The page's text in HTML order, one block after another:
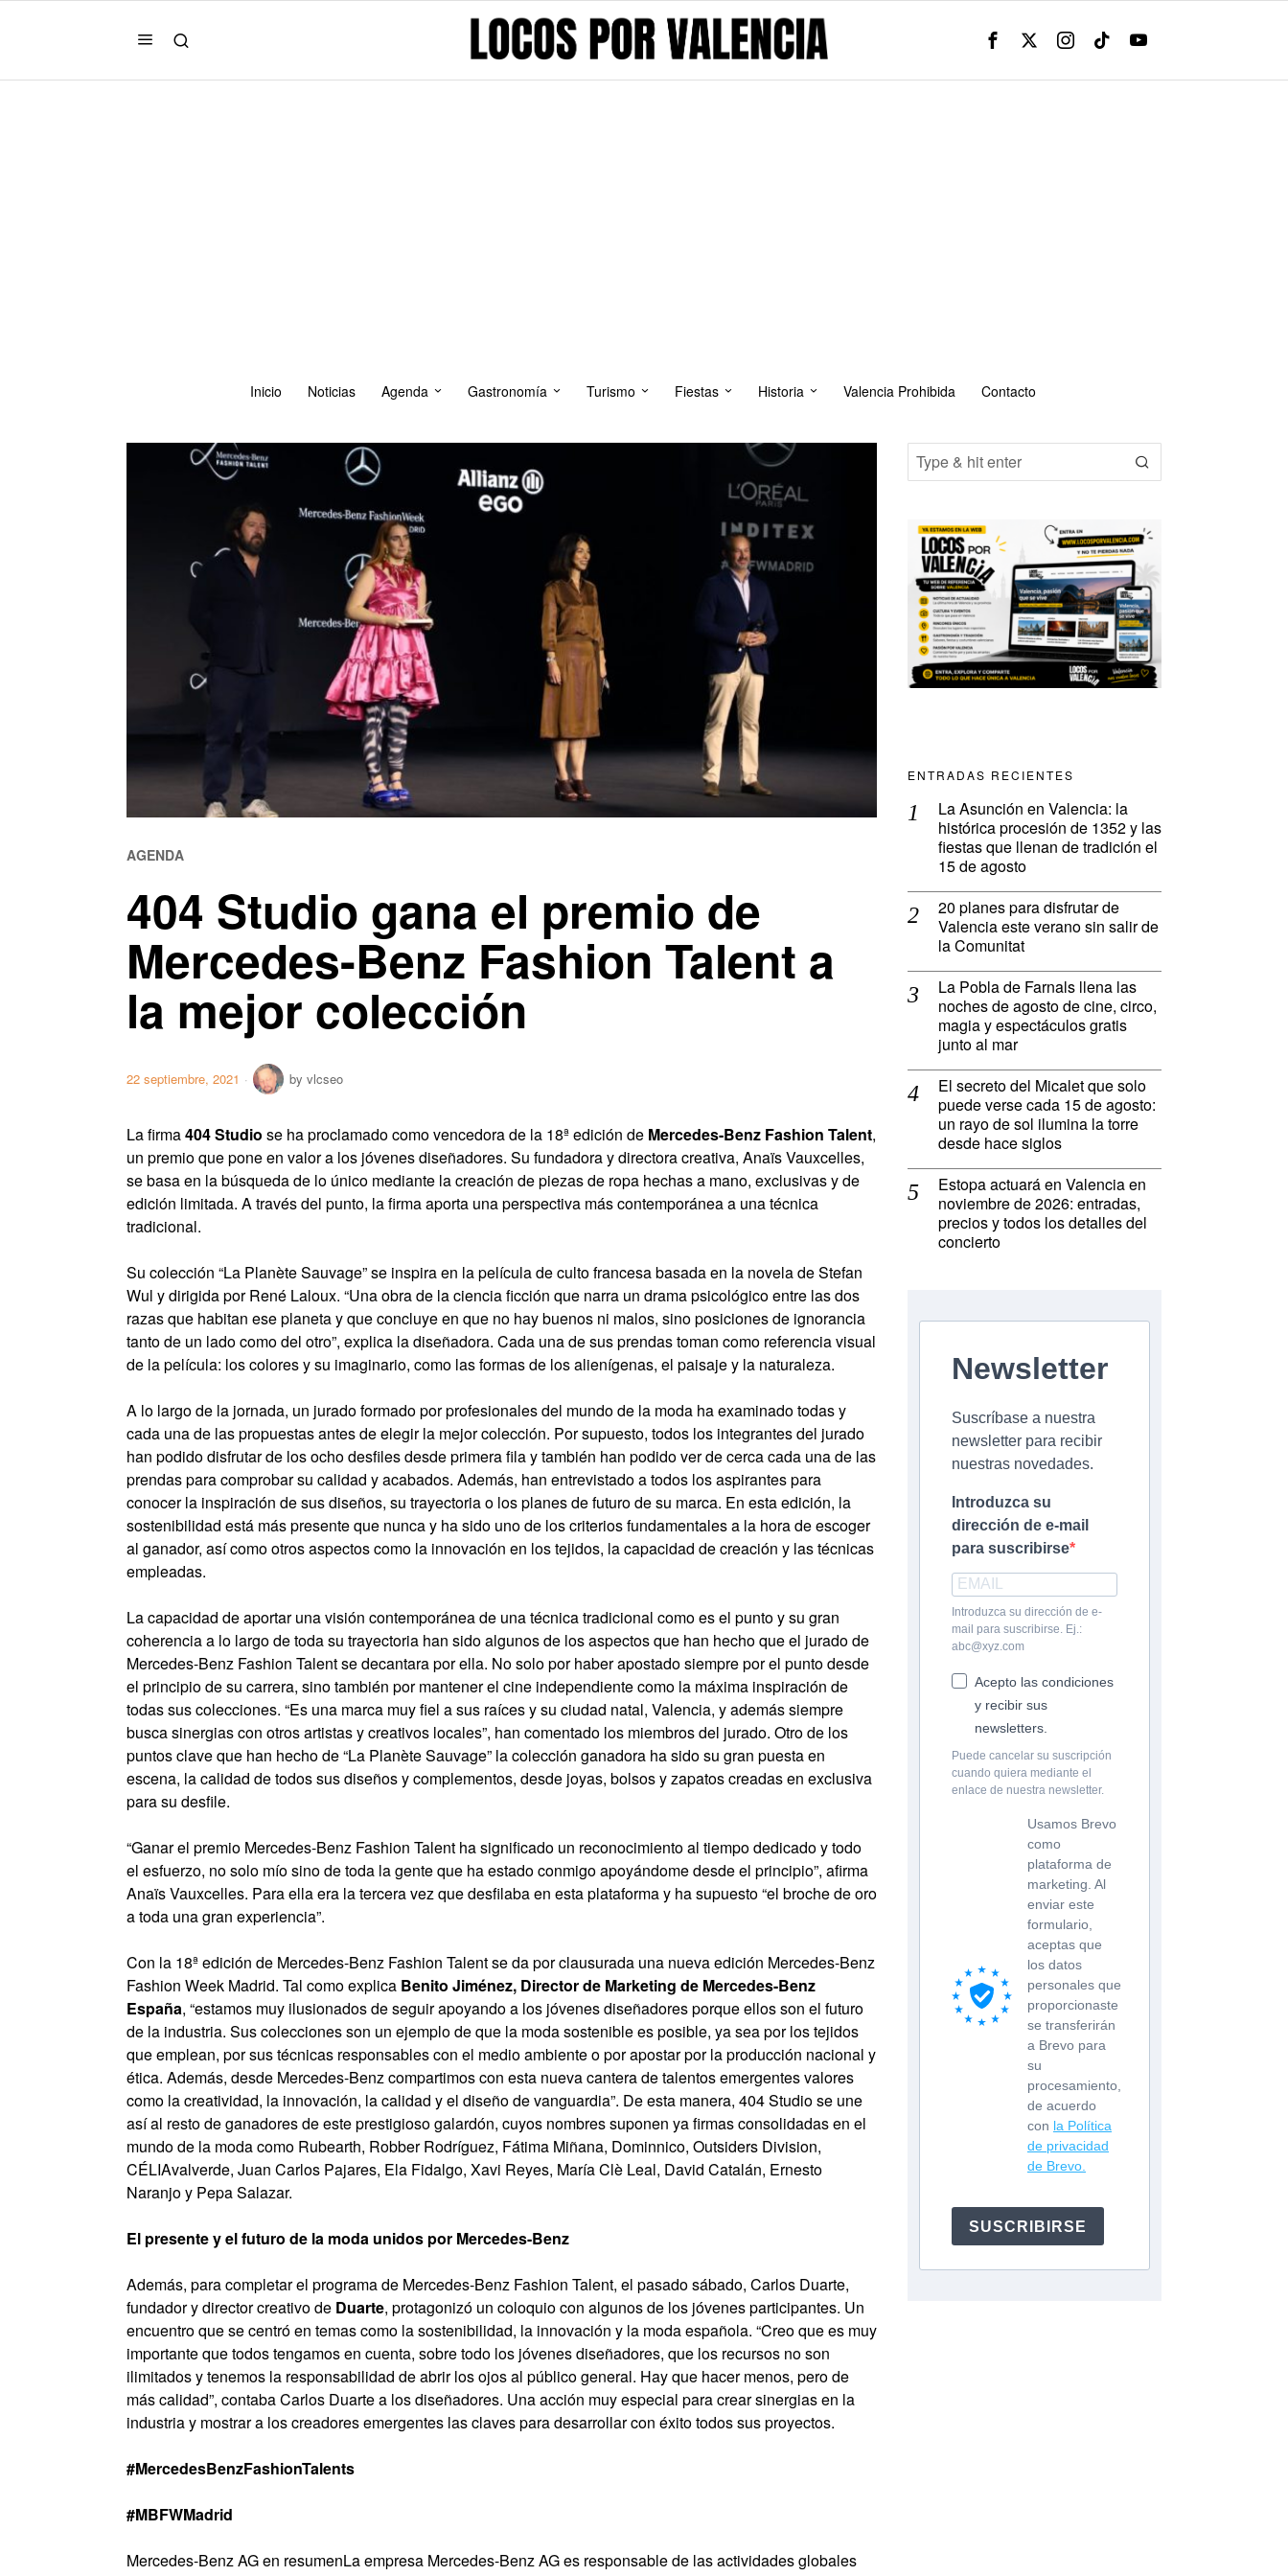
Inicio Noticias Agenda Gastronomía Turismo Fiestas Historia Valencia Prohibida Contacto
AGENDA
404 Studio gana el premio de
Mercedes-Benz Fashion Talent a
la mejor colección
22 septiembre, 2021 by vlcseo
La firma404 Studio se ha proclamado como vencedora de la 18ª edición de Mercedes-Benz Fashion Talent,
un premio que pone en valor a los jóvenes diseñadores. Su fundadora y directora creativa, Anaïs Vauxcelles,
se basa en la búsqueda de lo único mediante la creación de piezas de ropa hechas a mano, exclusivas y de
edición limitada. A través del punto, la firma aporta una perspectiva más contemporánea a una técnica
tradicional.
Su colección “La Planète Sauvage” se inspira en la película de culto francesa basada en la novela de Stefan
Wul y dirigida por René Laloux. “Una obra de la ciencia ficción que narra un drama psicológico entre las dos
razas que habitan ese planeta y que concluye en que no hay buenos ni malos, sino posiciones de ignorancia
tanto de un lado como del otro”, explica la diseñadora. Cada una de sus prendas toman como referencia visual
de la película: los colores y su imaginario, como las formas de los alienígenas, el paisaje y la naturaleza.
A lo largo de la jornada, un jurado formado por profesionales del mundo de la moda ha examinado todas y
cada una de las propuestas antes de elegir la mejor colección. Por supuesto, todos los integrantes del jurado
han podido disfrutar de los ocho desfiles desde primera fila y también han podido ver de cerca cada una de las
prendas para comprobar su calidad y acabados. Además, han entrevistado a todos los aspirantes para
conocer la inspiración de sus diseños, su trayectoria o los planes de futuro de su marca. En esta edición, la
sostenibilidad está más presente que nunca y ha sido uno de los criterios fundamentales a la hora de escoger
al ganador, así como otros aspectos como la innovación en los tejidos, la capacidad de creación y las técnicas
empleadas.
La capacidad de aportar una visión contemporánea de una técnica tradicional como es el punto y su gran
coherencia a lo largo de toda su trayectoria han sido algunos de los aspectos que han hecho que el jurado de
Mercedes-Benz Fashion Talent se decantara por ella. No solo por haber apostado siempre por el punto desde
el principio de su carrera, sino también por mantener el cine independiente como la máxima inspiración de
todas sus colecciones. “Es una marca muy fiel a sus raíces y su ciudad natal, Valencia, y además siempre
busca sinergias con otros artistas y creativos locales”, han comentado los miembros del jurado. Otro de los
puntos clave que han hecho de “La Planète Sauvage” la colección ganadora ha sido su gran puesta en
escena, la calidad de todos sus diseños y complementos, desde joyas, bolsos y zapatos creadas en exclusiva
para su desfile.
“Ganar el premio Mercedes-Benz Fashion Talent ha significado un reconocimiento al tiempo dedicado y todo
el esfuerzo, no solo mío sino de toda la gente que ha estado conmigo apoyándome desde el principio”, afirma
Anaïs Vauxcelles. Para ella era la tercera vez que desfilaba en esta plataforma y ha supuesto “el broche de oro
a toda una gran experiencia”.
Con la 18ª edición de Mercedes-Benz Fashion Talent se da por clausurada una nueva edición Mercedes-Benz
Fashion Week Madrid. Tal como explica Benito Jiménez, Director de Marketing de Mercedes-Benz
España, “estamos muy ilusionados de seguir apoyando a los jóvenes diseñadores porque ellos son el futuro
de la industria. Sus colecciones son un ejemplo de que la moda sostenible es posible, ya sea por los tejidos
que emplean, por sus técnicas responsables con el medio ambiente o por apostar por la producción nacional y
ética. Además, desde Mercedes-Benz compartimos con esta nueva cantera de talentos emergentes valores
como la creatividad, la innovación, la calidad y el diseño de vanguardia”. De esta manera, 404 Studio se une
así al resto de ganadores de este prestigioso galardón, cuyos nombres suponen ya firmas consolidadas en el
mundo de la moda como Rubearth, Robber Rodríguez, Fátima Miñana, Dominnico, Outsiders Division,
CÉLIAvalverde, Juan Carlos Pajares, Ela Fidalgo, Xavi Reyes, María Clè Leal, David Catalán, Ernesto
Naranjo y Pepa Salazar.
El presente y el futuro de la moda unidos por Mercedes-Benz
Además, para completar el programa de Mercedes-Benz Fashion Talent, el pasado sábado, Carlos Duarte,
fundador y director creativo de Duarte, protagonizó un coloquio con algunos de los jóvenes participantes. Un
encuentro que se centró en temas como la sostenibilidad, la innovación y la moda española. “Creo que es muy
importante que todos tengamos en cuenta, sobre todo los jóvenes diseñadores, que los recursos no son
ilimitados y tenemos la responsabilidad de abrir los ojos al público general. Hay que hacer menos, pero de
más calidad”, contaba Carlos Duarte a los diseñadores. Una acción muy especial para crear sinergias en la
industria y mostrar a los creadores emergentes las claves para desarrollar con éxito todos sus proyectos.
#MercedesBenzFashionTalents
#MBFWMadrid
Mercedes-Benz AG en resumenLa empresa Mercedes-Benz AG es responsable de las actividades globales
ENTRADAS RECIENTES
La Asunción en Valencia: la
histórica procesión de 1352 y las
fiestas que llenan de tradición el
15 de agosto
20 planes para disfrutar de
Valencia este verano sin salir de
la Comunitat
La Pobla de Farnals llena las
noches de agosto de cine, circo,
magia y espectáculos gratis
junto al mar
El secreto del Micalet que solo
puede verse cada 15 de agosto:
un rayo de sol ilumina la torre
desde hace siglos
Estopa actuará en Valencia en
noviembre de 2026: entradas,
precios y todos los detalles del
concierto
Newsletter
Suscríbase a nuestra
newsletter para recibir
nuestras novedades.
Introduzca su
dirección de e-mail
para suscribirse
Introduzca su dirección de e-
mail para suscribirse. Ej.:
abc@xyz.com
Acepto las condiciones
y recibir sus
newsletters.
Puede cancelar su suscripción
cuando quiera mediante el
enlace de nuestra newsletter.
Usamos Brevo
como
plataforma de
marketing. Al
enviar este
formulario,
aceptas que
los datos
personales que
proporcionaste
se transferirán
a Brevo para
su
procesamiento,
de acuerdo
con la Política
de privacidad
de Brevo.
SUSCRIBIRSE